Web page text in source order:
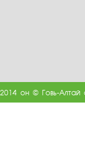
2014 он © Говь-Алтай